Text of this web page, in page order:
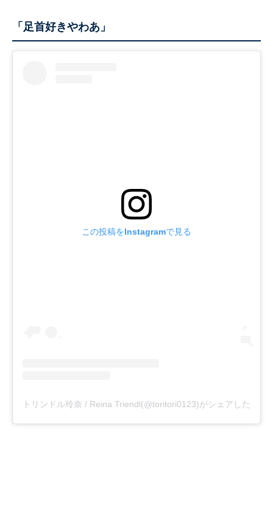
「足首好きやわあ」
この投稿をInstagramで見る
トリンドル玲奈 / Reina Triendl(@toritori0123)がシェアした投稿